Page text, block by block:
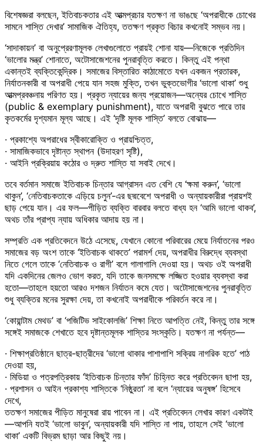
বিশেষজ্ঞরা বলছেন, ইতিবাচকতার এই আত্মপ্রচার যতক্ষণ না ভাঙছে ‘অপরাধীকে চোখের
সামনে শাস্তি দেখার’ সামাজিক ঐতিহ্য, ততক্ষণ প্রকৃত বিচার কখনোই সম্ভব নয়।
‘সাদাকায়ন’ বা অনুপ্রেরণামূলক লেখাগুলোতে প্রায়ই শোনা যায়—নিজেকে প্রতিদিন
‘ভালোর মন্ত্র’ শোনাতে, অটোসাজেশনের পুনরাবৃত্তি করতে। কিন্তু এই পন্থা
একান্তই ব্যক্তিকেন্দ্রিক। সমাজের বিস্তারিত কাঠামোতে যখন একজন প্রতারক,
নির্যাতনকারী বা অপরাধী পেয়ে যান সহজ মুক্তি, তখন ভুক্তভোগীর ‘ভালো থাকা’ শুধু
আত্মপ্রবঞ্চনায় পরিণত হয়। প্রকৃত ন্যায়ের জন্য প্রয়োজন—অন্যের চোখে শাস্তি
(public & exemplary punishment), যাতে অপরাধী বুঝতে পারে তার
কৃতকর্মের দৃশ্যমান মূল্য আছে। এই ‘দৃষ্টি মূলক শাস্তি’ বলতে বোঝায়—
· প্রকাশ্যে অপরাধের স্বীকারোক্তি ও প্রায়শ্চিত্ত,
· সামাজিকভাবে দৃষ্টান্ত স্থাপন (উদাহরণ সৃষ্টি),
· আইনি প্রক্রিয়ায় কঠোর ও দ্রুত শাস্তি যা সবাই দেখে।
তবে বর্তমান সমাজে ইতিবাচক চিন্তার আগ্রাসন এত বেশি যে ‘ক্ষমা করুন’, ‘ভালো
থাকুন’, ‘নেতিবাচকতাকে এড়িয়ে চলুন’-এর ছদ্মবেশে অপরাধী ও অন্যায়কারীরা প্রায়শই
ছাড় পেয়ে যান। এর ফল—পীড়িত ব্যক্তি বারবার বলতে বাধ্য হন ‘আমি ভালো থাকব’,
অথচ তাঁর প্রাপ্য ন্যায় অধিকার আদায় হয় না।
সম্প্রতি এক প্রতিবেদনে উঠে এসেছে, যেখানে কোনো পরিবারের মেয়ে নির্যাতনের পরও
সমাজের বড় অংশ তাকে ‘ইতিবাচক থাকতে’ পরামর্শ দেয়, অপরাধীর বিরুদ্ধে ব্যবস্থা
নিতে গেলে তাকে ‘নেতিবাচক ও রাগী’ বলে গালাগালি দেওয়া হয়। অথচ ওই অপরাধী
যদি একদিনের জেলও ভোগ করত, যদি তাকে জনসমক্ষে লজ্জিত হওয়ার ব্যবস্থা করা
হতো—তাহলে হয়তো আরও দশজন নির্যাতন কমে যেত। অটোসাজেশনের পুনরাবৃত্তি
শুধু ব্যক্তির মনের সুরক্ষা দেয়, তা কখনোই অপরাধীকে পরিবর্তন করে না।
‘কোয়ান্টাম মেথড’ বা ‘পজিটিভ সাইকোলজি’ শিক্ষা নিতে আপত্তি নেই, কিন্তু তার সঙ্গে
সঙ্গেই সমাজকে শেখাতে হবে দৃষ্টান্তমূলক শাস্তির সংস্কৃতি। যতক্ষণ না পর্যন্ত—
· শিক্ষাপ্রতিষ্ঠানে ছাত্র-ছাত্রীদের ‘ভালো থাকার পাশাপাশি সক্রিয় নাগরিক হতে’ পাঠ
দেওয়া হয়,
· মিডিয়া ও পত্রপত্রিকায় ‘ইতিবাচক চিন্তার ফাঁদ’ চিহ্নিত করে প্রতিবেদন ছাপা হয়,
· প্রশাসন ও আইন প্রকাশ্য শাস্তিকে ‘নিষ্ঠুরতা’ না বলে ‘ন্যায়ের অনুষঙ্গ’ হিসেবে
দেখে,
ততক্ষণ সমাজের পীড়িত মানুষেরা রায় পাবেন না। এই প্রতিবেদন লেখার কারণ একটাই
—আপনি যতই ‘ভালো ভাবুন’, অন্যায়কারী যদি শাস্তি না পায়, তাহলে সেই ‘ভালো
থাকা’ একটি বিভ্রম ছাড়া আর কিছুই নয়।